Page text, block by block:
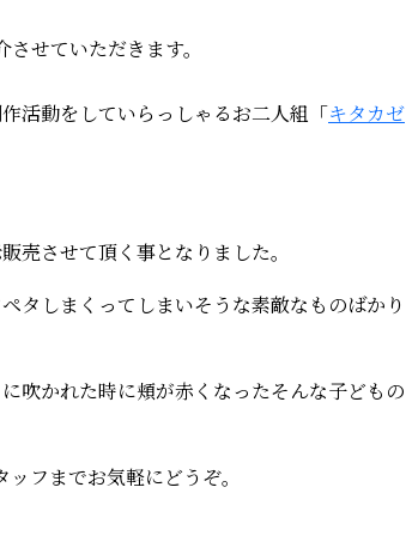
せていただきます。
活動をしていらっしゃるお二人組「キタカゼ
売させて頂く事となりました。
タしまくってしまいそうな素敵なものばかり
吹かれた時に頬が赤くなったそんな子どもの
フまでお気軽にどうぞ。